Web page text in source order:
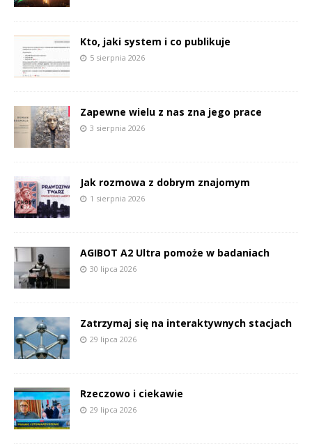
Kto, jaki system i co publikuje
5 sierpnia 2026
Zapewne wielu z nas zna jego prace
3 sierpnia 2026
Jak rozmowa z dobrym znajomym
1 sierpnia 2026
AGIBOT A2 Ultra pomoże w badaniach
30 lipca 2026
Zatrzymaj się na interaktywnych stacjach
29 lipca 2026
Rzeczowo i ciekawie
29 lipca 2026